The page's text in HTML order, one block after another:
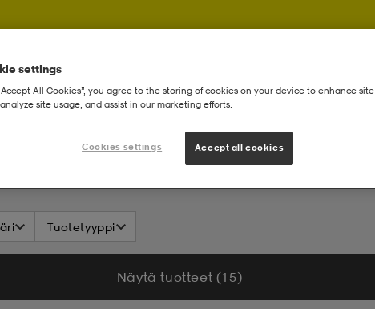
Tuotetyyppi
Näytä tuotteet (15)
settings
All Cookies”, you agree to the storing of cookies on your device to enhance site
site usage, and assist in our marketing efforts.
Cookies settings Accept all cookies